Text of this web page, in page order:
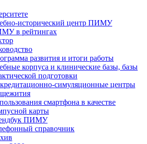
исторический центр ПИМУ
в рейтингах
развития и итоги работы
корпуса и клинические базы, базы
подготовки
симуляционные центры
смартфона в качестве
карты
ПИМУ
справочник